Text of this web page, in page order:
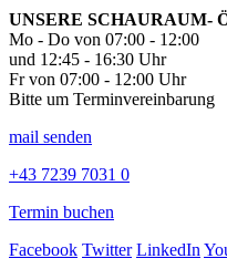
UNSERE SCHAURAUM-
Mo - Do von 07:00 - 12:00
und 12:45 - 16:30 Uhr
Fr von 07:00 - 12:00 Uhr
Bitte um Terminvereinbarung
mail senden
+43 7239 7031 0
Termin buchen
Facebook Twitter LinkedIn